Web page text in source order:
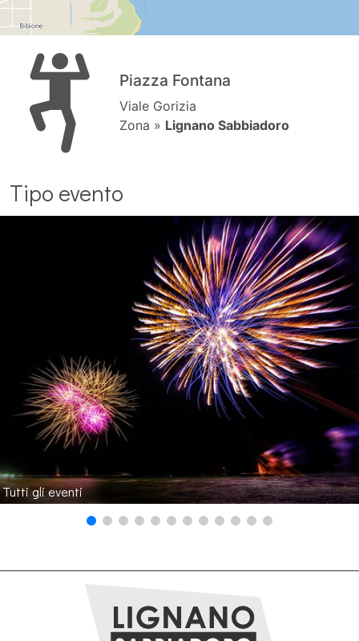
Piazza Fontana
Viale Gorizia
Zona » Lignano Sabbiadoro
Tipo evento
Tutti gli eventi